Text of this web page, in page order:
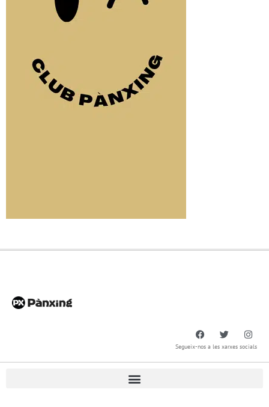
Segueix-nos a les xarxes socials